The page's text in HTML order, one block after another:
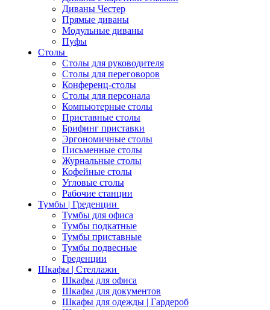
Диваны Честер
Прямые диваны
Модульные диваны
Пуфы
Столы
Столы для руководителя
Столы для переговоров
Конференц-столы
Столы для персонала
Компьютерные столы
Приставные столы
Брифинг приставки
Эргономичные столы
Письменные столы
Журнальные столы
Кофейные столы
Угловые столы
Рабочие станции
Тумбы | Греденции
Тумбы для офиса
Тумбы подкатные
Тумбы приставные
Тумбы подвесные
Греденции
Шкафы | Стеллажи
Шкафы для офиса
Шкафы для документов
Шкафы для одежды | Гардероб